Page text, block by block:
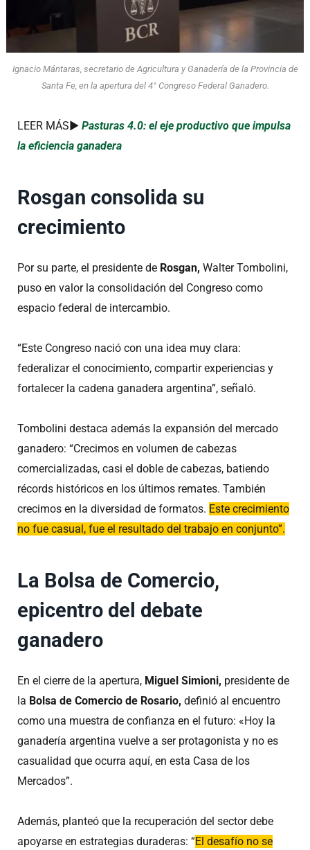
Ignacio Mántaras, secretario de Agricultura y Ganadería de la Provincia de
Santa Fe, en la apertura del 4° Congreso Federal Ganadero.
LEER MÁS► Pasturas 4.0: el eje productivo que impulsa
la eficiencia ganadera
Rosgan consolida su
crecimiento
Por su parte, el presidente de Rosgan, Walter Tombolini,
puso en valor la consolidación del Congreso como
espacio federal de intercambio.
“Este Congreso nació con una idea muy clara:
federalizar el conocimiento, compartir experiencias y
fortalecer la cadena ganadera argentina”, señaló.
Tombolini destaca además la expansión del mercado
ganadero: “Crecimos en volumen de cabezas
comercializadas, casi el doble de cabezas, batiendo
récords históricos en los últimos remates. También
crecimos en la diversidad de formatos. Este crecimiento
no fue casual, fue el resultado del trabajo en conjunto”.
La Bolsa de Comercio,
epicentro del debate
ganadero
En el cierre de la apertura, Miguel Simioni, presidente de
la Bolsa de Comercio de Rosario, definió al encuentro
como una muestra de confianza en el futuro: «Hoy la
ganadería argentina vuelve a ser protagonista y no es
casualidad que ocurra aquí, en esta Casa de los
Mercados”.
Además, planteó que la recuperación del sector debe
apoyarse en estrategias duraderas: “El desafío no se